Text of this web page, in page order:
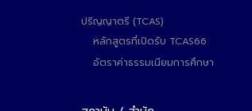
ปริญญาตรี (TCAS)
หลักสูตรที่เปิดรับ TCAS66
อัตราค่าธรรมเนียมการศึกษา